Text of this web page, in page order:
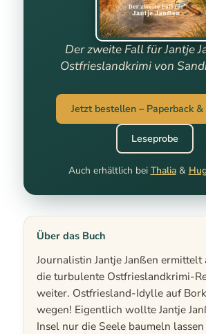
Der zweite Fall für Jantje
Ostfrieslandkrimi von
Jetzt bestellen – Paperback &
Leseprobe
Auch erhältlich bei Thalia&
Über das Buch
Journalistin Jantje Janßen ermittelt
die turbulente Ostfrieslandkrimi-
weiter. Ostfriesland-Idylle auf
wegen! Eigentlich wollte Jantje
Insel nur die Seele baumeln